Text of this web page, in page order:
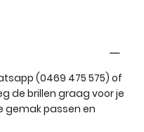
(0469 475 575) of
de brillen graag voor je
gemak passen en